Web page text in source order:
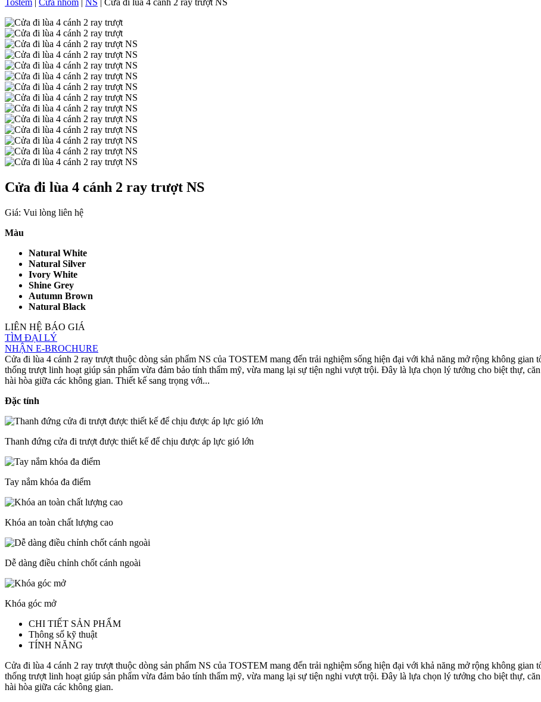
Tostem | Cửa nhôm | NS | Cửa đi lùa 4 cánh 2 ray trượt NS
Cửa đi lùa 4 cánh 2 ray trượt NS
Giá: Vui lòng liên hệ
Màu
Natural White
Natural Silver
Ivory White
Shine Grey
Autumn Brown
Natural Black
LIÊN HỆ BÁO GIÁ
TÌM ĐẠI LÝ
NHẬN E-BROCHURE
Cửa đi lùa 4 cánh 2 ray trượt thuộc dòng sản phẩm NS của TOSTEM mang đến trải nghiệm sống hiện đại với khả năng mở rộng không gian
thống trượt linh hoạt giúp sản phẩm vừa đảm bảo tính thẩm mỹ, vừa mang lại sự tiện nghi vượt trội. Đây là lựa chọn lý tưởng cho biệt thự,
hài hòa giữa các không gian. Thiết kế sang trọng với...
Đặc tính
Thanh đứng cửa đi trượt được thiết kế để chịu được áp lực gió lớn
Tay nắm khóa đa điểm
Khóa an toàn chất lượng cao
Dễ dàng điều chỉnh chốt cánh ngoài
Khóa góc mở
CHI TIẾT SẢN PHẨM
Thông số kỹ thuật
TÍNH NĂNG
Cửa đi lùa 4 cánh 2 ray trượt thuộc dòng sản phẩm NS của TOSTEM mang đến trải nghiệm sống hiện đại với khả năng mở rộng không gian
thống trượt linh hoạt giúp sản phẩm vừa đảm bảo tính thẩm mỹ, vừa mang lại sự tiện nghi vượt trội. Đây là lựa chọn lý tưởng cho biệt thự,
hài hòa giữa các không gian.